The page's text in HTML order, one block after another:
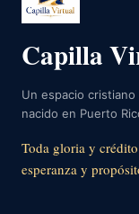
Capilla
Un espacio
nacido en Puerto
Toda gloria y
esperanza y